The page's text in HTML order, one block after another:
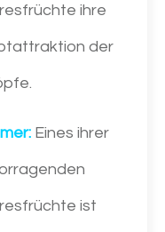
ihre
der
Eines ihrer
ist